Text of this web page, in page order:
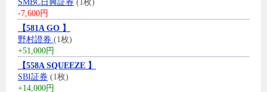
SMBC日興証券 (1枚)
-7,600円
【581A GO 】
野村證券 (1枚)
+51,000円
【558A SQUEEZE 】
SBI証券 (1枚)
+14,000円